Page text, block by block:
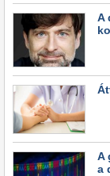
A
A
a